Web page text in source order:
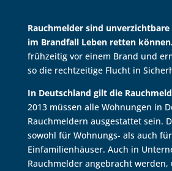
Rauchmelder sind
im Brandfall Leben retten
frühzeitig vor einem Brand und
so die rechtzeitige Flucht in
In Deutschland gilt die
2013 müssen alle Wohnungen in
Rauchmeldern ausgestattet sein.
sowohl für Wohnungs- als auch für
Einfamilienhäuser. Auch in
Rauchmelder angebracht werden,